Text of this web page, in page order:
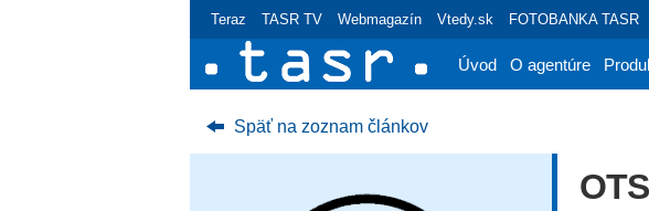
Teraz TASR TV Webmagazín Vtedy.sk FOTOBANKA TASR
Úvod O agentúre
Späť na zoznam článkov